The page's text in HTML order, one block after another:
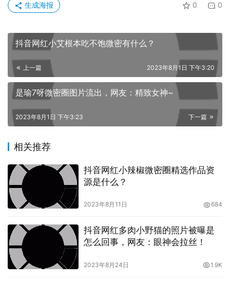
个角度也并非空穴来风，因为她的脸蛋上镶嵌着一双堪比珠
宝的眼眸，水灵灵的模样如同没有泥泞沾染的水潭，让人只
是轻轻一瞥就已经失足坠入她的温柔乡里，与此同时她似乎
0 0
生成海报
抖音网红小艾根本吃不饱微密有什么？
上一篇 2023年8月1日 下午3:20
是瑜7呀微密圈图片流出，网友：精致女神~
下一篇
2023年8月1日 下午3:23
相关推荐
抖音网红小辣椒微密圈精选作品资
源是什么？
2023年8月11日 684
抖音网红多肉小野猫的照片被曝是
怎么回事，网友：眼神会拉丝！
2023年8月24日 1.9K